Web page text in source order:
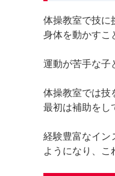
体操教室で技に
身体を動かすこ
運動が苦手な子
体操教室では技
最初は補助をし
経験豊富なイン
ようになり、こ